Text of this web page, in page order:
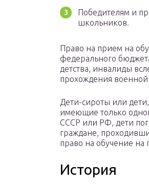
Победителям и
школьников.
Право на прием на
федерального
детства, инвалиды
прохождения
Дети-сироты или
имеющие только
СССР или РФ, дети
граждане,
право на обучение на
История